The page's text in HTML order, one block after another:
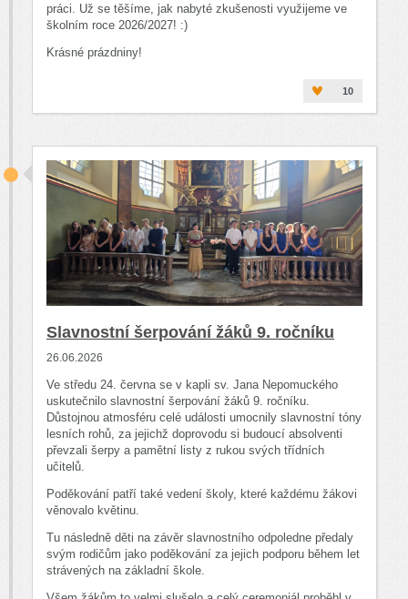
práci. Už se těšíme, jak nabyté zkušenosti využijeme ve
školním roce 2026/2027! :)
Krásné prázdniny!
10
Slavnostní šerpování žáků 9. ročníku
26.06.2026
Ve středu 24. června se v kapli sv. Jana Nepomuckého
uskutečnilo slavnostní šerpování žáků 9. ročníku.
Důstojnou atmosféru celé události umocnily slavnostní tóny
lesních rohů, za jejichž doprovodu si budoucí absolventi
převzali šerpy a pamětní listy z rukou svých třídních
učitelů.
Poděkování patří také vedení školy, které každému žákovi
věnovalo květinu.
Tu následně děti na závěr slavnostního odpoledne předaly
svým rodičům jako poděkování za jejich podporu během let
strávených na základní škole.